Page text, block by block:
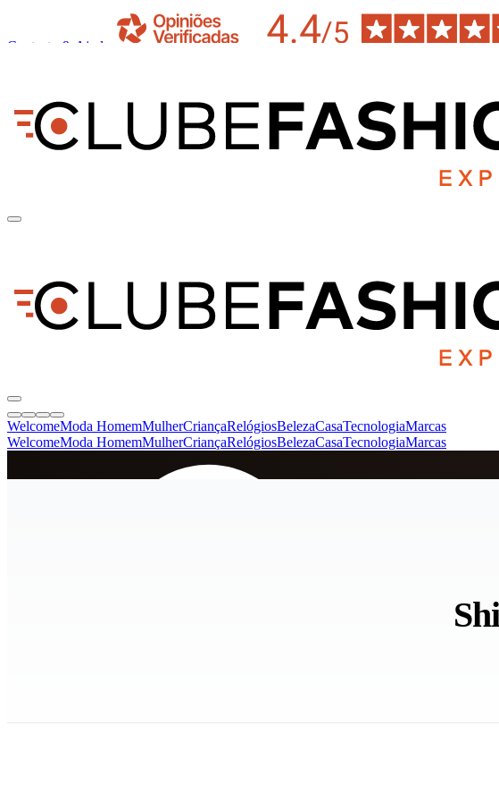
Contacto & Ajuda
WelcomeModa HomemMulherCriançaRelógiosBelezaCasaTecnologiaMarcas
WelcomeModa HomemMulherCriançaRelógiosBelezaCasaTecnologiaMarcas